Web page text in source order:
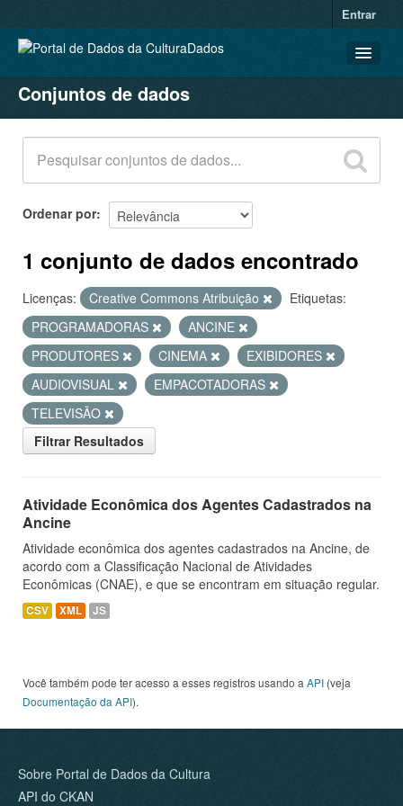
Entrar
CONJUNTOS DE DADOS
ORGANIZAÇÕES
GRUPOS
SOBRE
Conjuntos de dados
Ordenar por
1 conjunto de dados encontrado
Licenças: Creative Commons Atribuição
Etiquetas:
PROGRAMADORAS
ANCINE
PRODUTORES
CINEMA
EXIBIDORES
AUDIOVISUAL
EMPACOTADORAS
TELEVISÃO
Filtrar Resultados
Atividade Econômica dos Agentes Cadastrados na
Ancine
Atividade econômica dos agentes cadastrados na Ancine, de
acordo com a Classificação Nacional de Atividades
Econômicas (CNAE), e que se encontram em situação regular.
CSV XML JS
Você também pode ter acesso a esses registros usando a API (veja
Documentação da API).
Sobre Portal de Dados da Cultura
API do CKAN